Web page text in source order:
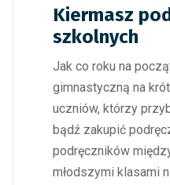
Kiermasz
szkolnych
Jak co roku na
gimnastyczną na
uczniów, którzy
bądź zakupić
podręczników
młodszymi klasami